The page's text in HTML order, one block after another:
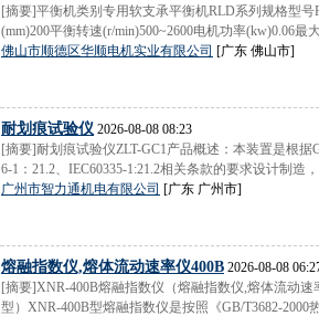
[摘要]平衡机类别专用软支承平衡机RLD系列规格型
(mm)200平衡转速(r/min)500~2600电机功率(kw)0.06最
佛山市顺德区华顺电机实业有限公司 [广东 佛山市]
耐划痕试验仪 2026-08-08 08:23
[摘要]耐划痕试验仪ZLT-GC1产品概述：本装置是根据
6-1：21.2、IEC60335-1:21.2相关条款的要求设计制造
广州市智力通机电有限公司 [广东 广州市]
熔融指数仪,熔体流动速率仪400B 2026-08-08
[摘要]XNR-400B熔融指数仪（熔融指数仪,熔体流动
型）XNR-400B型熔融指数仪是按照《GB/T3682-2000